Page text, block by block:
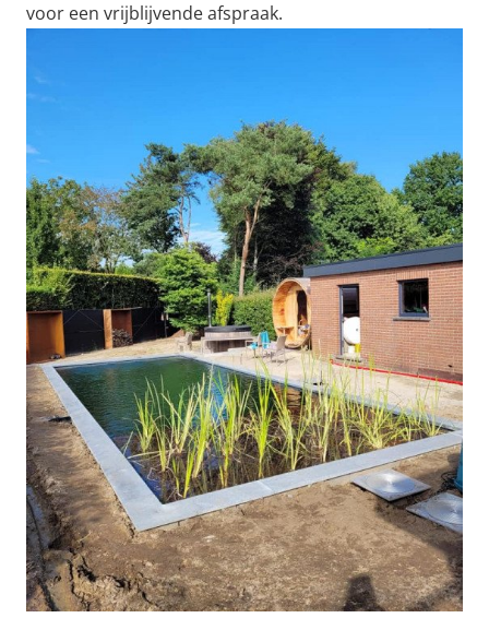
voor een vrijblijvende afspraak.